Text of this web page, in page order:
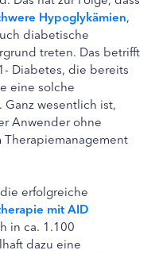
Hypoglykämien,
diabetische
treten. Das betrifft
Diabetes, die bereits
eine solche
wesentlich ist,
Anwender ohne
erfolgreiche
mit AID
in ca. 1.100
dazu eine